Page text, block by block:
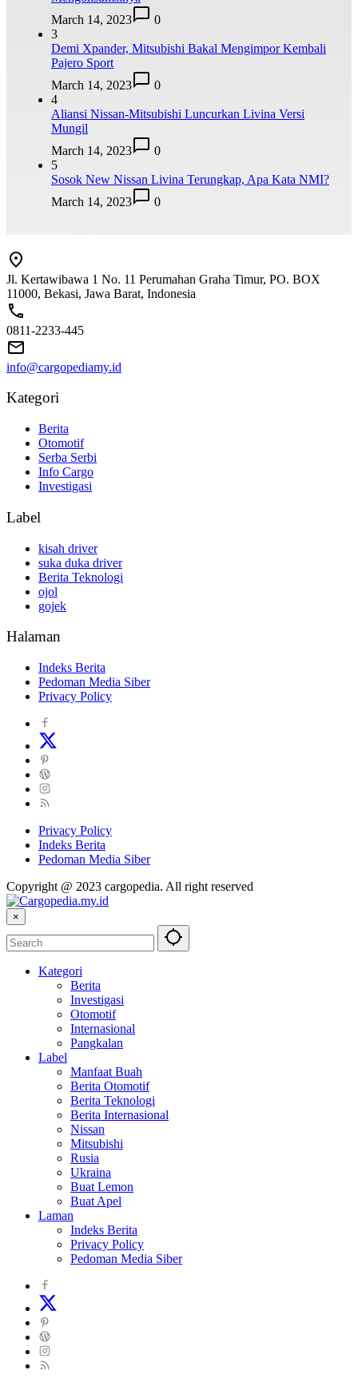
March 14, 2023
0
3
Demi Xpander, Mitsubishi Bakal Mengimpor Kembali
Pajero Sport
March 14, 2023
0
4
Aliansi Nissan-Mitsubishi Luncurkan Livina Versi
Mungil
March 14, 2023
0
5
Sosok New Nissan Livina Terungkap, Apa Kata NMI?
March 14, 2023
0
Jl. Kertawibawa 1 No. 11 Perumahan Graha Timur, PO. BOX
11000, Bekasi, Jawa Barat, Indonesia
0811-2233-445
info@cargopediamy.id
Kategori
Berita
Otomotif
Serba Serbi
Info Cargo
Investigasi
Label
kisah driver
suka duka driver
Berita Teknologi
ojol
gojek
Halaman
Indeks Berita
Pedoman Media Siber
Privacy Policy
Privacy Policy
Indeks Berita
Pedoman Media Siber
Copyright @ 2023 cargopedia. All right reserved
×
Kategori
Berita
Investigasi
Otomotif
Internasional
Pangkalan
Label
Manfaat Buah
Berita Otomotif
Berita Teknologi
Berita Internasional
Nissan
Mitsubishi
Rusia
Ukraina
Buat Lemon
Buat Apel
Laman
Indeks Berita
Privacy Policy
Pedoman Media Siber